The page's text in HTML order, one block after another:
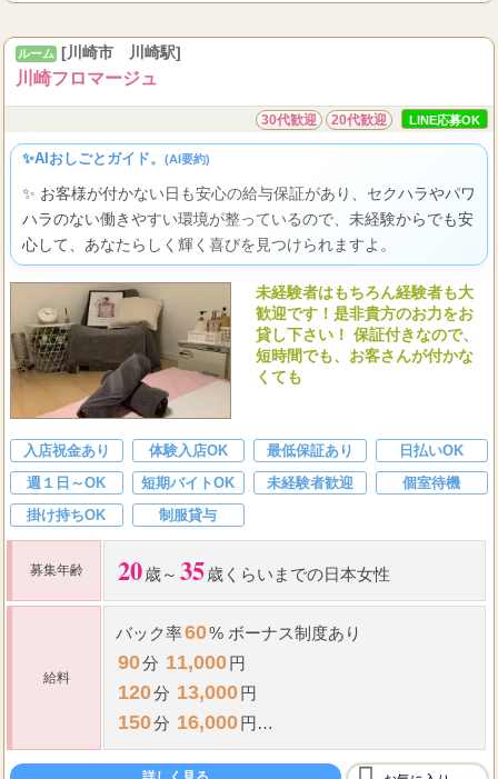
ルーム [川崎市 川崎駅]
川崎フロマージュ
30代歓迎 20代歓迎 LINE応募OK
✨AIおしごとガイド。 (AI要約)
✨ お客様が付かない日も安心の給与保証があり、セクハラやパワ
ハラのない働きやすい環境が整っているので、未経験からでも安
心して、あなたらしく輝く喜びを見つけられますよ。
未経験者はもちろん経験者も大
歓迎です！是非貴方のお力をお
貸し下さい！ 保証付きなので、
短時間でも、お客さんが付かな
くても
入店祝金あり 体験入店OK 最低保証あり
日払いOK
週１日～OK
短期バイトOK 未経験者歓迎
個室待機
掛け持ちOK
制服貸与
募集年齢 20歳～ 35歳くらいまでの日本女性
給料
バック率60% ボーナス制度あり
90分 11,000円
120分 13,000円
150分 16,000円